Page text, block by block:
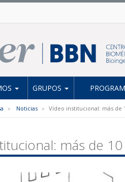
GRUPOS
Noticias Vídeo institucional: más de
más de